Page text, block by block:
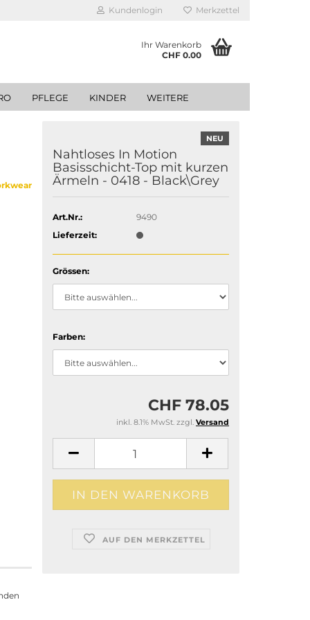
Kundenlogin Merkzettel
Ihr Warenkorb
CHF 0.00
PFLEGE KINDER WEITERE
NEU
Nahtloses In Motion
Basisschicht-Top mit kurzen
Ärmeln - 0418 - Black\Grey
Art.Nr.:
9490
Lieferzeit:
Grössen:
Farben:
CHF 78.05
inkl. 8.1% MwSt. zzgl. Versand
AUF DEN MERKZETTEL